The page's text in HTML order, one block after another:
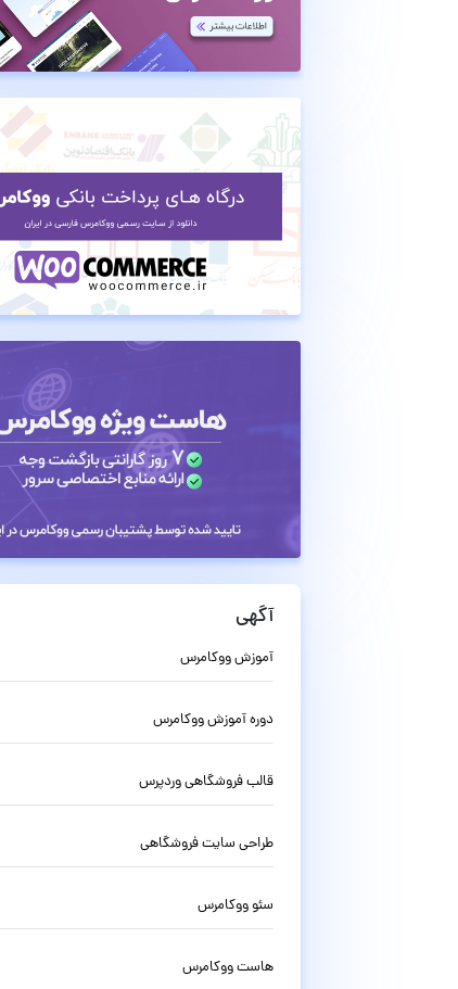
آگهی
آموزش ووکامرس
دوره آموزش ووکامرس
قالب فروشگاهی وردپرس
طراحی سایت فروشگاهی
سئو ووکامرس
هاست ووکامرس